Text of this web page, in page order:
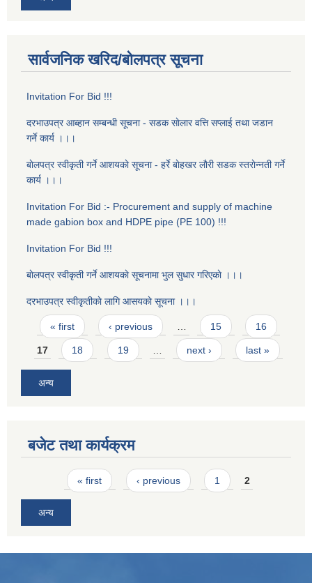
सार्वजनिक खरिद/बोलपत्र सूचना
Invitation For Bid !!!
दरभाउपत्र आब्हान सम्बन्धी सूचना - सडक साेलार वत्ति सप्लाई तथा जडान
गर्ने कार्य ।।।
बाेलपत्र स्वीकृती गर्ने आशयकाे सूचना - हर्रे बाेहखर लाैरी सडक स्तराेन्नती गर्ने
कार्य ।।।
Invitation For Bid :- Procurement and supply of machine
made gabion box and HDPE pipe (PE 100) !!!
Invitation For Bid !!!
बाेलपत्र स्वीकृती गर्ने आशयकाे सूचनामा भुल सुधार गरिएकाे ।।।
दरभाउपत्र स्वीकृतीकाे लागि आसयकाे सूचना ।।।
Pages
« first ‹ previous … 15 16
17 18 19 … next › last »
अन्य
बजेट तथा कार्यक्रम
Pages« first ‹ previous 1 2
अन्य